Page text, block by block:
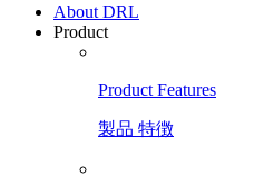
About DRL
Product
Product Features
製品 特徴